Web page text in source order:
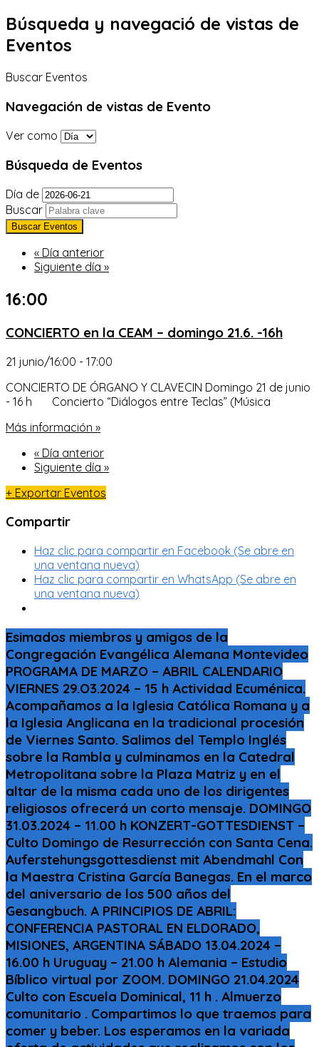
Búsqueda y navegació de vistas de
Eventos
Buscar Eventos
Navegación de vistas de Evento
Ver como
Búsqueda de Eventos
Día de
Buscar
« Día anterior
Siguiente día »
16:00
CONCIERTO en la CEAM – domingo 21.6. -16h
21 junio/16:00 - 17:00
CONCIERTO DE ÓRGANO Y CLAVECIN Domingo 21 de junio
- 16 h Concierto “Diálogos entre Teclas” (Música
Más información »
« Día anterior
Siguiente día »
+ Exportar Eventos
Compartir
Haz clic para compartir en Facebook (Se abre en
una ventana nueva)
Haz clic para compartir en WhatsApp (Se abre en
una ventana nueva)
Esimados miembros y amigos de la
Congregación Evangélica Alemana Montevideo
PROGRAMA DE MARZO – ABRIL CALENDARIO
VIERNES 29.O3.2024 – 15 h Actividad Ecuménica.
Acompañamos a la Iglesia Católica Romana y a
la Iglesia Anglicana en la tradicional procesión
de Viernes Santo. Salimos del Templo Inglés
sobre la Rambla y culminamos en la Catedral
Metropolitana sobre la Plaza Matriz y en el
altar de la misma cada uno de los dirigentes
religiosos ofrecerá un corto mensaje. DOMINGO
31.03.2024 – 11.00 h KONZERT-GOTTESDIENST –
Culto Domingo de Resurrección con Santa Cena.
Auferstehungsgottesdienst mit Abendmahl Con
la Maestra Cristina García Banegas. En el marco
del aniversario de los 500 años del
Gesangbuch. A PRINCIPIOS DE ABRIL:
CONFERENCIA PASTORAL EN ELDORADO,
MISIONES, ARGENTINA SÁBADO 13.04.2024 –
16.00 h Uruguay – 21.00 h Alemania – Estudio
Bíblico virtual por ZOOM. DOMINGO 21.04.2024
Culto con Escuela Dominical, 11 h . Almuerzo
comunitario . Compartimos lo que traemos para
comer y beber. Los esperamos en la variada